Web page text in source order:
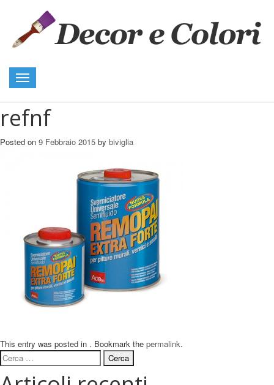
Toggle
navigation
refnf
Posted on 9 Febbraio 2015 by biviglia
This entry was posted in . Bookmark the permalink.
Ricerca
per: